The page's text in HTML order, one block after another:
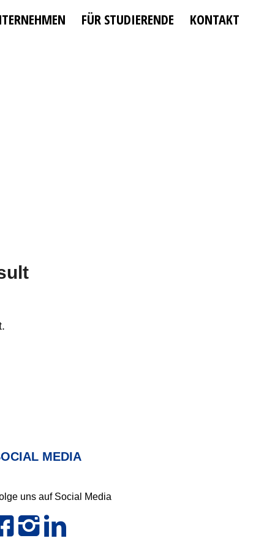
FÜR STUDIERENDE KONTAKT
MEDIA
uns auf Social Media